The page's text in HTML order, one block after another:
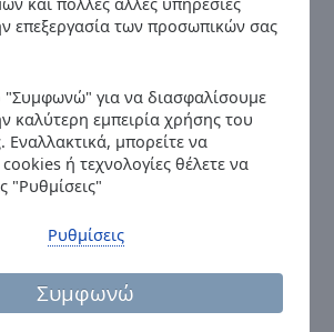
επεξεργασία των προσωπικών σας
"Συμφωνώ" για να διασφαλίσουμε
καλύτερη εμπειρία χρήσης του
Εναλλακτικά, μπορείτε να
cookies ή τεχνολογίες θέλετε να
"Ρυθμίσεις"
Συμφωνώ
Ρυθμίσεις
User 11.11.2020
супер!